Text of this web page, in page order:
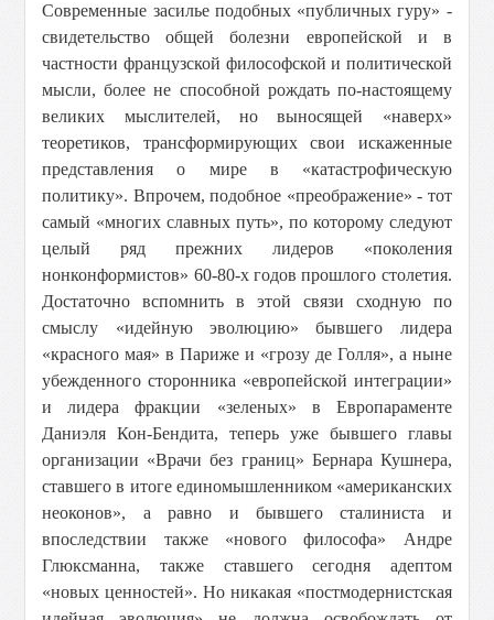
Современные засилье подобных «публичных гуру» -
свидетельство общей болезни европейской и в
частности французской философской и политической
мысли, более не способной рождать по-настоящему
великих мыслителей, но выносящей «наверх»
теоретиков, трансформирующих свои искаженные
представления о мире в «катастрофическую
политику». Впрочем, подобное «преображение» - тот
самый «многих славных путь», по которому следуют
целый ряд прежних лидеров «поколения
нонконформистов» 60-80-х годов прошлого столетия.
Достаточно вспомнить в этой связи сходную по
смыслу «идейную эволюцию» бывшего лидера
«красного мая» в Париже и «грозу де Голля», а ныне
убежденного сторонника «европейской интеграции»
и лидера фракции «зеленых» в Европараменте
Даниэля Кон-Бендита, теперь уже бывшего главы
организации «Врачи без границ» Бернара Кушнера,
ставшего в итоге единомышленником «американских
неоконов», а равно и бывшего сталиниста и
впоследствии также «нового философа» Андре
Глюксманна, также ставшего сегодня адептом
«новых ценностей». Но никакая «постмодернистская